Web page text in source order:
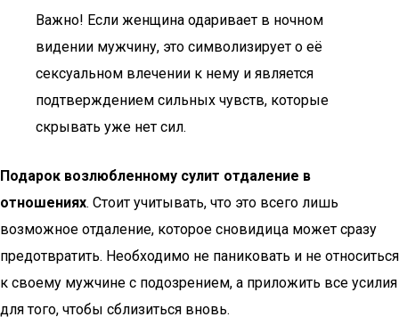
Важно! Если женщина одаривает в ночном
видении мужчину, это символизирует о её
сексуальном влечении к нему и является
подтверждением сильных чувств, которые
скрывать уже нет сил.
Подарок возлюбленному сулит отдаление в
отношениях. Стоит учитывать, что это всего лишь
возможное отдаление, которое сновидица может сразу
предотвратить. Необходимо не паниковать и не относиться
к своему мужчине с подозрением, а приложить все усилия
для того, чтобы сблизиться вновь.